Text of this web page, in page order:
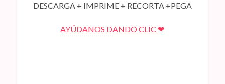
DESCARGA + IMPRIME + RECORTA +PEGA
AYÚDANOS DANDO CLIC ❤